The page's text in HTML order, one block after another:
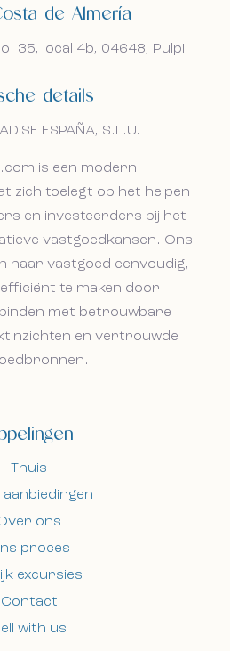
de Almería
35, local 4b, 04648, Pulpi
details
ESPAÑA, S.L.U.
is een modern
zich toelegt op het helpen
en investeerders bij het
vastgoedkansen. Ons
naar vastgoed eenvoudig,
te maken door
met betrouwbare
en vertrouwde
Thuis
aanbiedingen
ons
proces
excursies
Contact
with us